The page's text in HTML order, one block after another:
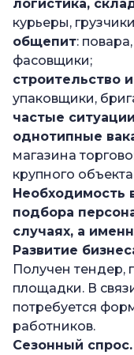
логистика,
курьеры,
общепит:
фасовщики;
строительство
упаковщики,
частые
однотипные
магазина
крупного
Необходимость
подбора
случаях, а
Развитие
Получен тендер,
площадки. В
потребуется
работников.
Сезонный спрос.